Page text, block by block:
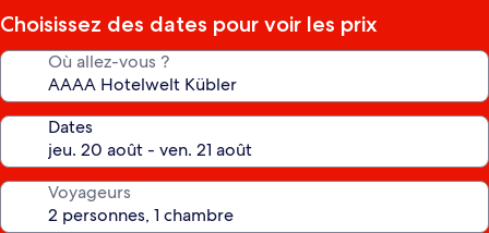
Choisissez des dates pour voir les prix
Où allez-vous ?
Dates
Voyageurs